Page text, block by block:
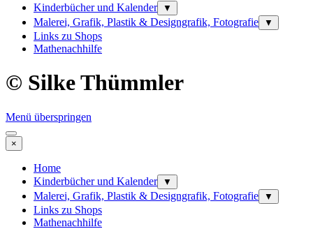
Kinderbücher und Kalender
▼
Malerei, Grafik, Plastik & Designgrafik, Fotografie ▼
Links zu Shops
Mathenachhilfe
© Silke Thümmler
Menü überspringen
×
Home
Kinderbücher und Kalender
▼
Malerei, Grafik, Plastik & Designgrafik, Fotografie ▼
Links zu Shops
Mathenachhilfe